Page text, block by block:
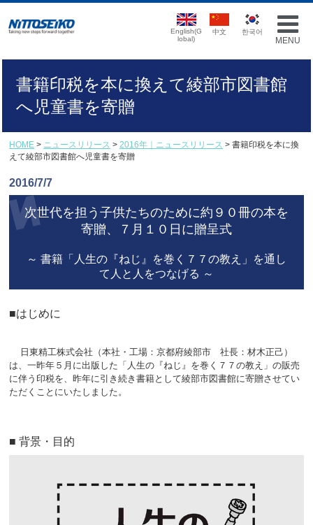
MENU
English(G
lobal)
中文 한국어
書籍印税を本に換えて綾部市図書館
へ児童書を寄贈
HOME > ニュースリリース > 2016年｜ニュースリリース > 書籍印税を本に換
えて綾部市図書館へ児童書を寄贈
2016/7/7
次世代を担う子供たちのために約９０冊の本を
寄贈、７月１０日に贈呈式
～ 書籍「人生の『ねじ』を巻く７７の教え」を通し
て人と人をつなげる ～
■はじめに
日東精工株式会社（本社・工場：京都府綾部市 社長：材木正己）
は、一昨年５月に出版した「人生の『ねじ』を巻く７７の教え」の販売
に伴う印税を、昨年に引き続き書籍として綾部市図書館に寄贈させてい
ただくことにいたしました。
■ 背景・目的